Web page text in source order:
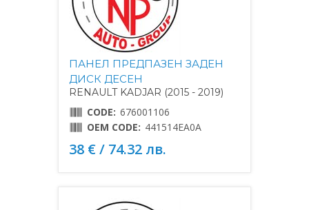
ПАНЕЛ ПРЕДПАЗЕН ЗАДЕН
ДИСК ДЕСЕН
RENAULT KADJAR (2015 - 2019)
CODE: 676001106
OEM CODE: 441514EA0A
38 € / 74.32 лв.